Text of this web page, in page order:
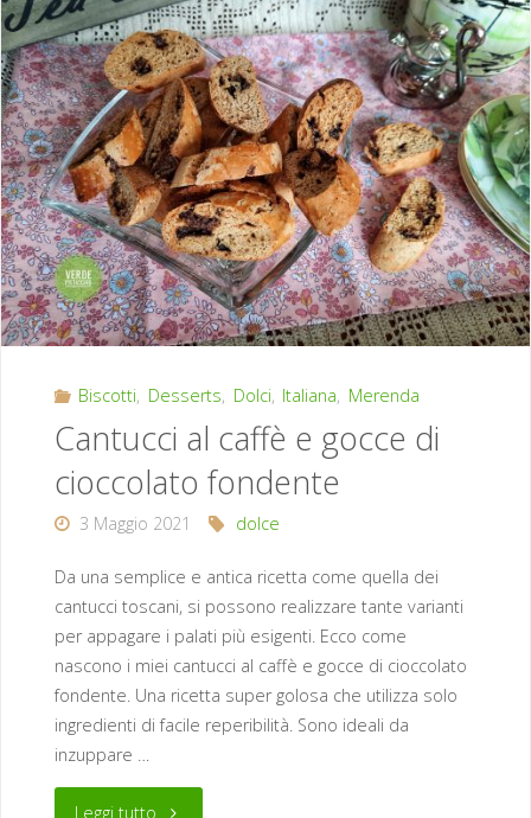
e
composta
di
mele
al
lime
cardamomo"
Biscotti, Desserts, Dolci, Italiana, Merenda
Cantucci al caffè e gocce di
cioccolato fondente
3 Maggio 2021 dolce
Da una semplice e antica ricetta come quella dei
cantucci toscani, si possono realizzare tante varianti
per appagare i palati più esigenti. Ecco come
nascono i miei cantucci al caffè e gocce di cioccolato
fondente. Una ricetta super golosa che utilizza solo
ingredienti di facile reperibilità. Sono ideali da
inzuppare …
Leggi tutto"Cantucci